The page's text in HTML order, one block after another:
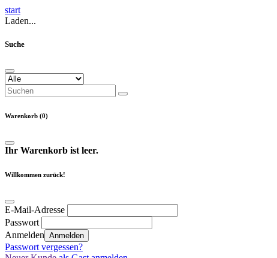
start
Laden...
Suche
Warenkorb (0)
Ihr Warenkorb ist leer.
Willkommen zurück!
E-Mail-Adresse
Passwort
Anmelden Anmelden
Passwort vergessen?